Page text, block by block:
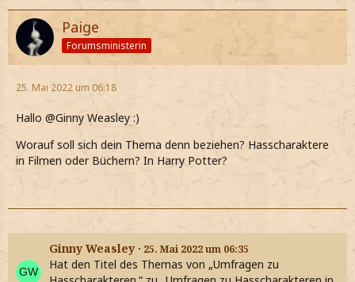
Paige
Forumsministerin
25. Mai 2022 um 06:18
Hallo @Ginny Weasley :)
Worauf soll sich dein Thema denn beziehen? Hasscharaktere
in Filmen oder Büchern? In Harry Potter?
Ginny Weasley 25. Mai 2022 um 06:35
Hat den Titel des Themas von „Umfragen zu